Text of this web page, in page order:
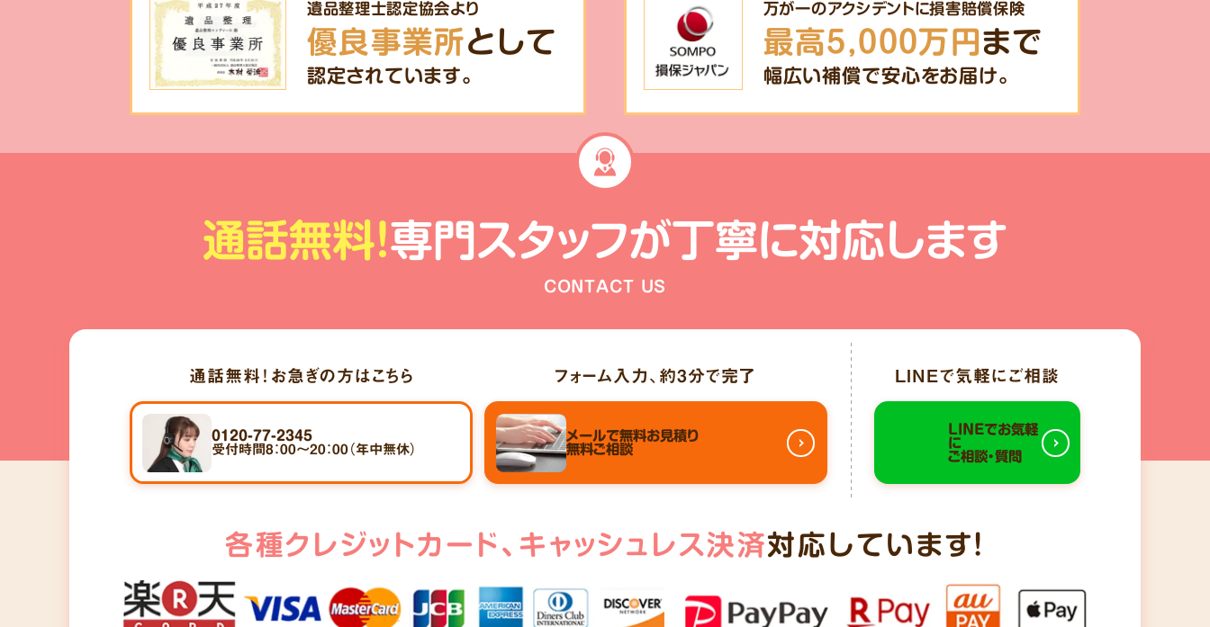
遺品整理士認定協会より
優良事業所として
認定されています。
万が一のアクシデントに損害賠償保険
最高5,000万円まで
幅広い補償で安心をお届け。
通話無料!専門スタッフが丁寧に対応します
CONTACT US
通話無料！ お急ぎの方はこちら
0120-77-2345
受付時間8：00～20：00（年中無休）
フォーム入力、 約3分で完了
メールで無料お見積り
無料ご相談
LINEで気軽にご相談
LINEでお気軽
に
ご相談・質問
各種クレジットカード、 キャッシュレス決済対応しています!